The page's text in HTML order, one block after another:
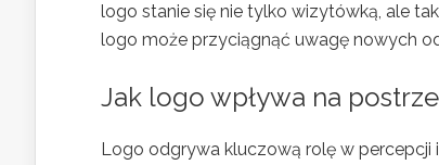
logo stanie się nie tylko wizytówką, ale
logo może przyciągnąć uwagę nowych
Jak logo wpływa na
Logo odgrywa kluczową rolę w percepcji